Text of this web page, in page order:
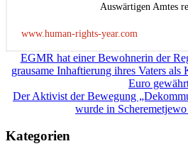
Auswärtigen Amtes
www.human-rights-year.com
Beitragsnavigation
EGMR hat einer Bewohnerin der
grausame Inhaftierung ihres Vaters als
Euro
Der Aktivist der Bewegung
wurde in Scheremetjewo
Kategorien